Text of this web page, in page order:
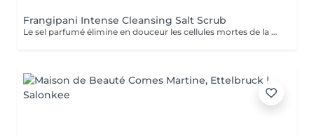
Frangipani Intense Cleansing Salt Scrub
Le sel parfumé élimine en douceur les cellules mortes de la peau, favorisant la régénération de nouvelles cellules. Ce soin luxueux révèle une toile lisse et réactive, prête à absorber l'huile corporelle profondément nourrissante.